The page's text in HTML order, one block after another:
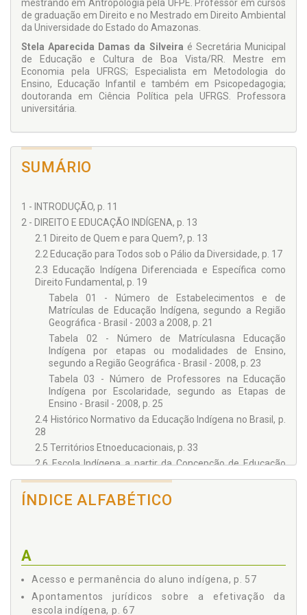
encontramos precedente escrito em nenhuma outra obra,
razão pela qual nos dispusemos a expor fatos que
acreditamos inéditos principalmente na literatura jurídica,
cônscios de que os nossos esforços de abordagem servirão
para inaugurar uma ampla pleura de discussões, sem
encerrar fileiras nas questões que envolvem o direito
fundamental à educação indígena no Brasil.
mestrando em Antropologia pela UFPE. Professor em cursos
de graduação em Direito e no Mestrado em Direito Ambiental
da Universidade do Estado do Amazonas.
Stela Aparecida Damas da Silveira é Secretária Municipal
de Educação e Cultura de Boa Vista/RR. Mestre em
Economia pela UFRGS; Especialista em Metodologia do
Ensino, Educação Infantil e também em Psicopedagogia;
doutoranda em Ciência Política pela UFRGS. Professora
universitária.
SUMÁRIO
1 - INTRODUÇÃO, p. 11
2 - DIREITO E EDUCAÇÃO INDÍGENA, p. 13
2.1 Direito de Quem e para Quem?, p. 13
2.2 Educação para Todos sob o Pálio da Diversidade, p. 17
2.3 Educação Indígena Diferenciada e Específica como
Direito Fundamental, p. 19
Tabela 01 - Número de Estabelecimentos e de
Matrículas de Educação Indígena, segundo a Região
Geográfica - Brasil - 2003 a 2008, p. 21
Tabela 02 - Número de Matrículasna Educação
Indígena por etapas ou modalidades de Ensino,
segundo a Região Geográfica - Brasil - 2008, p. 23
Tabela 03 - Número de Professores na Educação
Indígena por Escolaridade, segundo as Etapas de
Ensino - Brasil - 2008, p. 25
2.4 Histórico Normativo da Educação Indígena no Brasil, p.
28
2.5 Territórios Etnoeducacionais, p. 33
2.6 Escola Indígena a partir da Concepção de Educação
3 - PEDAGOGIA DIFERENCIADA E ESPECÍFICA, p. 43
3.1 Um Olhar Pedagógico sobre o Referencial Curricular
3.2.1 Educação indígena e educação escolar indígena,
p. 54
3.2.2 Tarefa dos professores indígenas, p. 55
3.2.3 Acesso e permanência do aluno indígena, p. 57
ÍNDICE ALFABÉTICO
A
Acesso e permanência do aluno indígena, p. 57
Apontamentos jurídicos sobre a efetivação da
escola indígena, p. 67